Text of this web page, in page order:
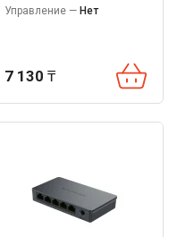
Управление — Нет
7 130 ₸